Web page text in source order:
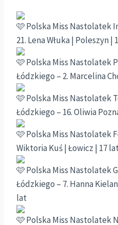
Polska Miss Nastolatek
21. Lena Włuka | Poleszyn |
Polska Miss Nastolatek
Łódzkiego – 2. Marcelina
Polska Miss Nastolatek
Łódzkiego – 16. Oliwia
Polska Miss Nastolatek
Wiktoria Kuś | Łowicz | 17
Polska Miss Nastolatek
Łódzkiego – 7. Hanna
lat
Polska Miss Nastolatek